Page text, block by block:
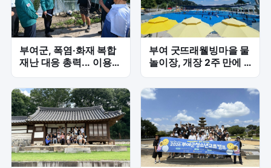
부여군, 폭염·화재 복합
재난 대응 총력... 이용우
군수, 취약시설 현장점
검 나서
부여 굿뜨래웰빙마을 물
놀이장, 개장 2주 만에 3
천 명 돌파 '인기 실감'